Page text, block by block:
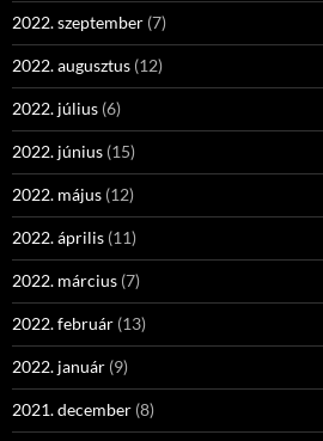
2022. szeptember (7)
2022. augusztus (12)
2022. július (6)
2022. június (15)
2022. május (12)
2022. április (11)
2022. március (7)
2022. február (13)
2022. január (9)
2021. december (8)